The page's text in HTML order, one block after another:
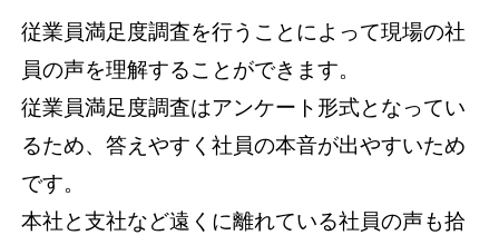
従業員満足度調査を行うことによって現場の社
員の声を理解することができます。
従業員満足度調査はアンケート形式となってい
るため、答えやすく社員の本音が出やすいため
です。
本社と支社など遠くに離れている社員の声も拾